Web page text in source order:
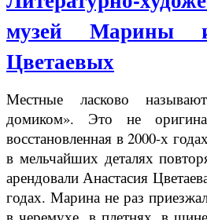
музей Марины
Цветаевых
Местные ласково
домиком». Это не
восстановленная в 2000-х
в мельчайших деталях
арендовали Анастасия
годах. Марина не раз